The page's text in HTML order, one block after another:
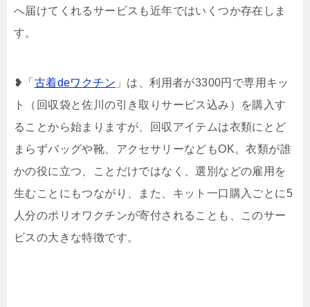
へ届けてくれるサービスも近年ではいくつか存在しま
す。
❥「 古着deワクチン 」は、利用者が3300円で専用キッ
ト（回収袋と佐川の引き取りサービス込み）を購入す
ることから始まりますが、回収アイテムは衣類にとど
まらずバッグや靴、アクセサリーなどもOK。衣類が誰
かの役に立つ、ことだけではなく、選別などの雇用を
生むことにもつながり、また、キット一口購入ごとに5
人分のポリオワクチンが寄付されることも、このサー
ビスの大きな特徴です。